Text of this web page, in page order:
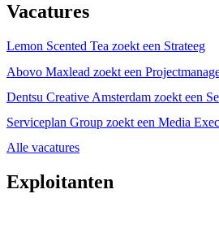
Vacatures
Lemon Scented Tea zoekt een Strateeg
Abovo Maxlead zoekt een
Dentsu Creative Amsterdam zoekt een
Serviceplan Group zoekt een Media
Alle vacatures
Exploitanten